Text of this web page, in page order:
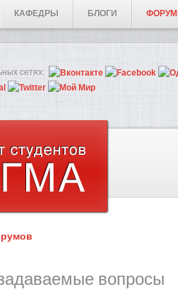
КАФЕДРЫ БЛОГИ ФОРУМ
сетях:
вопросы